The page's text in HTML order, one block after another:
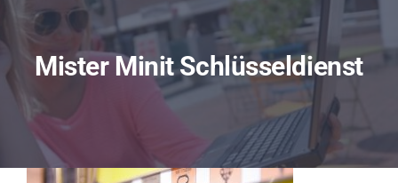
Service
Events
Mister Minit Schlüsseldienst